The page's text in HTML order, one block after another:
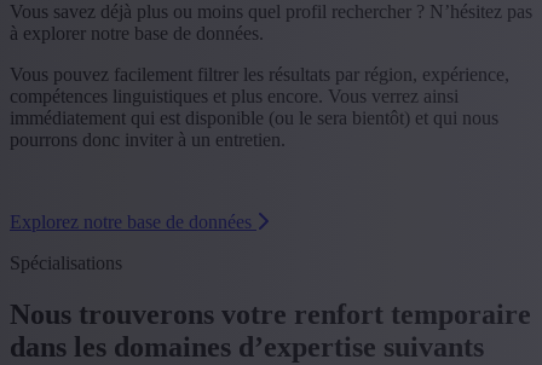
Vous savez déjà plus ou moins quel profil rechercher ? N’hésitez pas
à explorer notre base de données.
Vous pouvez facilement filtrer les résultats par région, expérience,
compétences linguistiques et plus encore. Vous verrez ainsi
immédiatement qui est disponible (ou le sera bientôt) et qui nous
pourrons donc inviter à un entretien.
Explorez notre base de données
Spécialisations
Nous trouverons votre renfort temporaire
dans les domaines d’expertise suivants